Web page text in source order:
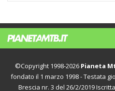
©Copyright 1998-2026 Pianeta
fondato il 1 marzo 1998 - Testata
Brescia nr. 3 del 26/2/2019